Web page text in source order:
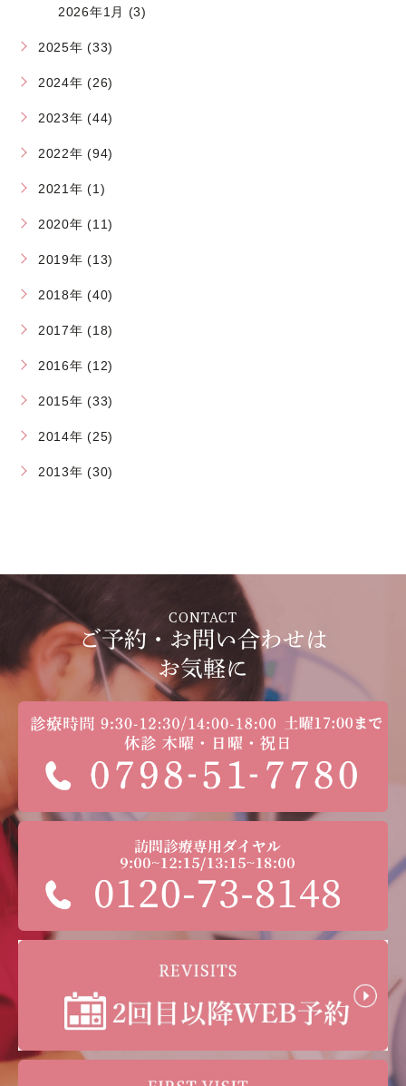
2026年1月 (3)
2025年 (33)
2024年 (26)
2023年 (44)
2022年 (94)
2021年 (1)
2020年 (11)
2019年 (13)
2018年 (40)
2017年 (18)
2016年 (12)
2015年 (33)
2014年 (25)
2013年 (30)
CONTACT
ご予約・お問い合わせは
お気軽に